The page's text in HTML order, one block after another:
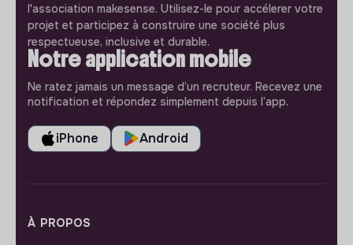
l'association makesense. Utilisez-le pour accélerer votre
projet et participez à construire une société plus
respectueuse, inclusive et durable.
Notre application mobile
Ne ratez jamais un message d’un recruteur. Recevez une
notification et répondez simplement depuis l’app.
iPhone Android
À PROPOS